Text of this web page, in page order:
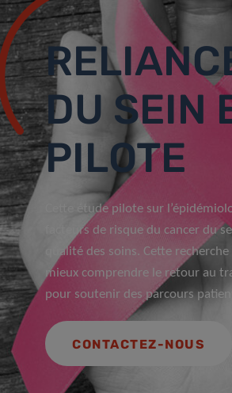
DU SEIN
PILOTE
Cette étude pilote sur
facteurs de risque du cancer du
qualité des soins. Cette
mieux comprendre le retour au
pour soutenir des parcours
CONTACTEZ-NOUS